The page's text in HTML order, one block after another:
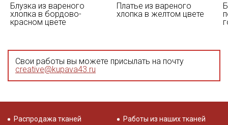
Блузка из вареного
хлопка в бордово-
красном цвете
Платье из вареного
хлопка в желтом цвете
Свои работы вы можете присылать на почту
creative@kupava43.ru
Распродажа тканей
Работы из наших тканей